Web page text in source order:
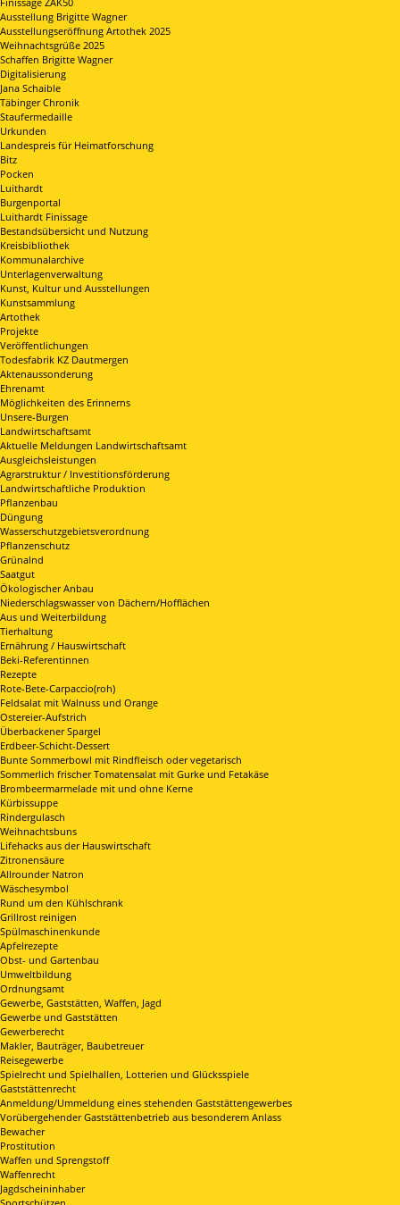
Ausstellung Brigitte Wagner
Ausstellungseröffnung Artothek 2025
Weihnachtsgrüße 2025
Schaffen Brigitte Wagner
Digitalisierung
Jana Schaible
Täbinger Chronik
Staufermedaille
Urkunden
Landespreis für Heimatforschung
Bitz
Pocken
Luithardt
Burgenportal
Luithardt Finissage
Bestandsübersicht und Nutzung
Kreisbibliothek
Kommunalarchive
Unterlagenverwaltung
Kunst, Kultur und Ausstellungen
Kunstsammlung
Artothek
Projekte
Veröffentlichungen
Todesfabrik KZ Dautmergen
Aktenaussonderung
Ehrenamt
Möglichkeiten des Erinnerns
Unsere-Burgen
Landwirtschaftsamt
Aktuelle Meldungen Landwirtschaftsamt
Ausgleichsleistungen
Agrarstruktur / Investitionsförderung
Landwirtschaftliche Produktion
Pflanzenbau
Düngung
Wasserschutzgebietsverordnung
Pflanzenschutz
Grünalnd
Saatgut
Ökologischer Anbau
Niederschlagswasser von Dächern/Hofflächen
Aus und Weiterbildung
Tierhaltung
Ernährung / Hauswirtschaft
Beki-Referentinnen
Rezepte
Rote-Bete-Carpaccio(roh)
Feldsalat mit Walnuss und Orange
Ostereier-Aufstrich
Überbackener Spargel
Erdbeer-Schicht-Dessert
Bunte Sommerbowl mit Rindfleisch oder vegetarisch
Sommerlich frischer Tomatensalat mit Gurke und Fetakäse
Brombeermarmelade mit und ohne Kerne
Kürbissuppe
Rindergulasch
Weihnachtsbuns
Lifehacks aus der Hauswirtschaft
Zitronensäure
Allrounder Natron
Wäschesymbol
Rund um den Kühlschrank
Grillrost reinigen
Spülmaschinenkunde
Apfelrezepte
Obst- und Gartenbau
Umweltbildung
Ordnungsamt
Gewerbe, Gaststätten, Waffen, Jagd
Gewerbe und Gaststätten
Gewerberecht
Makler, Bauträger, Baubetreuer
Reisegewerbe
Spielrecht und Spielhallen, Lotterien und Glücksspiele
Gaststättenrecht
Anmeldung/Ummeldung eines stehenden Gaststättengewerbes
Vorübergehender Gaststättenbetrieb aus besonderem Anlass
Bewacher
Prostitution
Waffen und Sprengstoff
Waffenrecht
Jagdscheininhaber